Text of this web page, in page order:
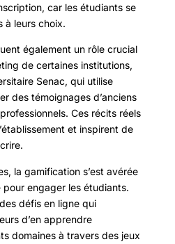
car les étudiants se
à leurs choix.
également un rôle crucial
de certaines institutions,
Senac, qui utilise
des témoignages d’anciens
Ces récits réels
et inspirent de
la gamification s’est avérée
engager les étudiants.
défis en ligne qui
d’en apprendre
domaines à travers des jeux